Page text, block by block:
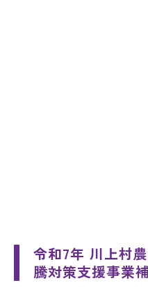
令和7年 川上村
騰対策支援事業